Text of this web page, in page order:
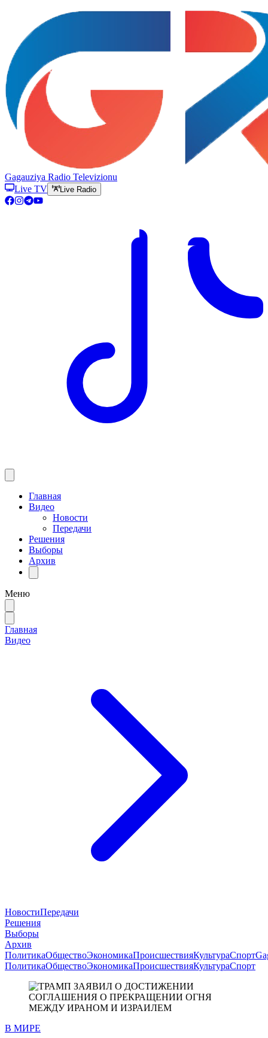
Gagauziya Radio Televizionu
Live TV
Live Radio
Главная
Видео
Новости
Передачи
Решения
Выборы
Архив
Меню
Главная
Видео
НовостиПередачи
Решения
Выборы
Архив
ПолитикаОбществоЭкономикаПроисшествияКультураСпорт
ПолитикаОбществоЭкономикаПроисшествияКультураСпорт
В МИРЕ